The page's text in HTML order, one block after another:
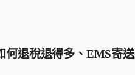
何退稅退得多、EMS寄